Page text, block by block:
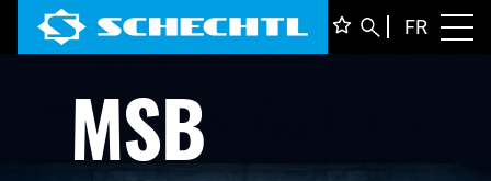
FR
MSB